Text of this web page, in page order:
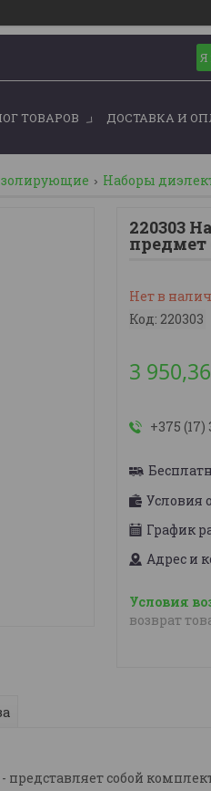
ТОВАРОВ ДОСТАВКА И
Наборы
220303
предмет
Нет в
Код: 220303
3 950,36
+375 (17)
Условия
График
Адрес и
возврат
- представляет собой